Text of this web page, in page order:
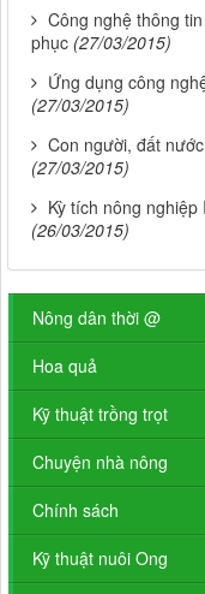
Công nghệ thông
phục (27/03/2015)
Ứng dụng công
(27/03/2015)
Con người, đất
(27/03/2015)
Kỳ tích nông
(26/03/2015)
Nông dân thời @
Hoa quả
Kỹ thuật trồng trọt
Chuyện nhà nông
Chính sách
Kỹ thuật nuôi Ong